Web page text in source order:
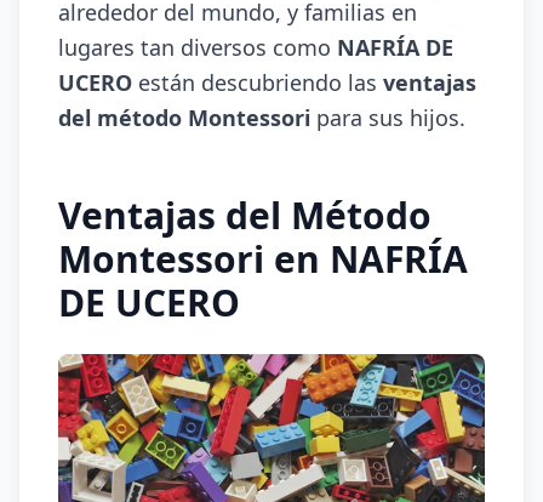
alrededor del mundo, y familias en
lugares tan diversos como NAFRÍA DE
UCERO están descubriendo las ventajas
del método Montessori para sus hijos.
Ventajas del Método
Montessori en NAFRÍA
DE UCERO